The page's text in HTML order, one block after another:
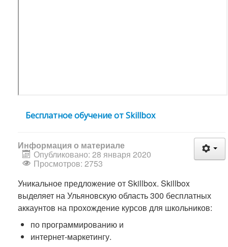
Бесплатное обучение от Skillbox
Информация о материале
Опубликовано: 28 января 2020
Просмотров: 2753
Уникальное предложение от Skillbox. Skillbox
выделяет на Ульяновскую область 300 бесплатных
аккаунтов на прохождение курсов для школьников:
по программированию и
интернет-маркетингу.